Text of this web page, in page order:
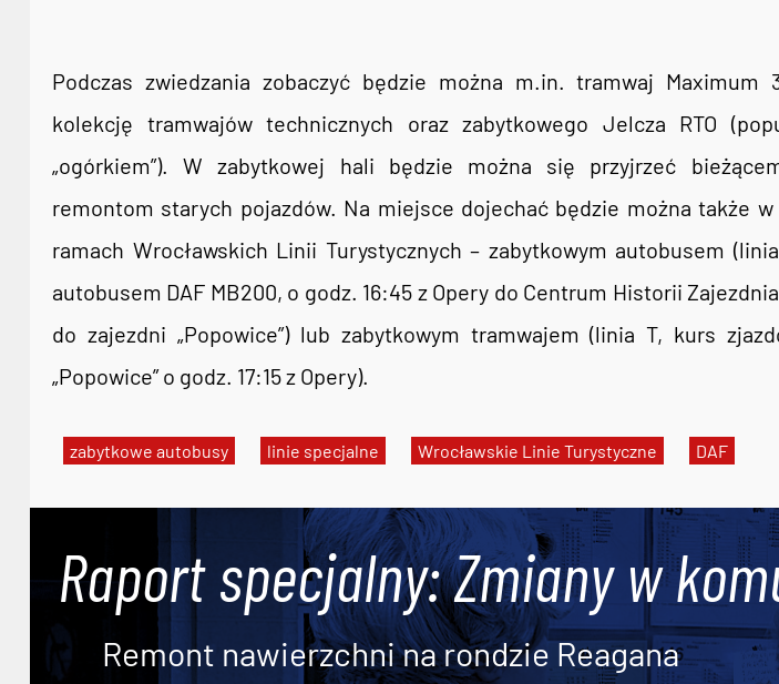
zabytkowe autobusy linie specjalne Wrocławskie Linie Turystyczne DAF
Podczas zwiedzania zobaczyć będzie można m.in. tramwaj Maximum
kolekcję tramwajów technicznych oraz zabytkowego Jelcza RTO
„ogórkiem”). W zabytkowej hali będzie można się przyjrzeć
remontom starych pojazdów. Na miejsce dojechać będzie można także
ramach Wrocławskich Linii Turystycznych – zabytkowym autobusem
autobusem DAF MB200, o godz. 16:45 z Opery do Centrum Historii
do zajezdni „Popowice”) lub zabytkowym tramwajem (linia T, kurs
„Popowice” o godz. 17:15 z Opery).
Raport specjalny: Zmiany w
Remont nawierzchni na rondzie Reagana